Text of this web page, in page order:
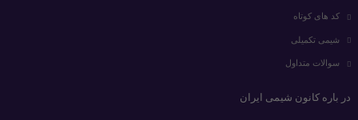
کد های کوتاه
شیمی تکمیلی
سوالات متداول
در باره کانون شیمی ایران